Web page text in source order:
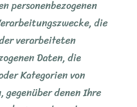
personenbezogenen
die
verarbeiteten
Daten, die
Kategorien von
gegenüber denen Ihre